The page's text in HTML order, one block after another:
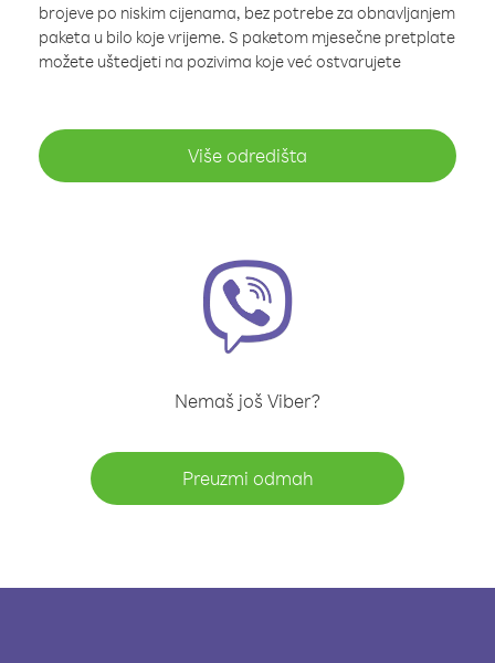
brojeve po niskim cijenama, bez potrebe za obnavljanjem
paketa u bilo koje vrijeme. S paketom mjesečne pretplate
možete uštedjeti na pozivima koje već ostvarujete
Više odredišta
Nemaš još Viber?
Preuzmi odmah